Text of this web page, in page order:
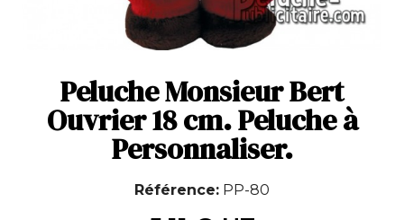
Peluche Monsieur Bert
Ouvrier 18 cm. Peluche à
Personnaliser.
Référence PP-80